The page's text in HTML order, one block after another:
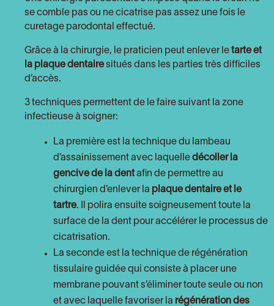
se comble pas ou ne cicatrise pas assez une fois le
curetage parodontal effectué.
Grâce à la chirurgie, le praticien peut enlever le tarte et
la plaque dentaire situés dans les parties très difficiles
d’accès.
3 techniques permettent de le faire suivant la zone
infectieuse à soigner:
La première est la technique du lambeau
d’assainissement avec laquelle décoller la
gencive de la dent afin de permettre au
chirurgien d’enlever la plaque dentaire et le
tartre. Il polira ensuite soigneusement toute la
surface de la dent pour accélérer le processus de
cicatrisation.
La seconde est la technique de régénération
tissulaire guidée qui consiste à placer une
membrane pouvant s’éliminer toute seule ou non
et avec laquelle favoriser la régénération des